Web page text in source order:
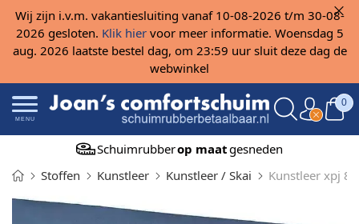
Wij zijn i.v.m. vakantiesluiting vanaf 10-08-2026 t/m 30-08-
2026 gesloten. Klik hiervoor meer informatie. Woensdag 5
aug. 2026 laatste bestel dag, om 23:59 uur sluit deze dag de
webwinkel
MENU
0
Schuimrubberop maatgesneden
Stoffen
Kunstleer Kunstleer / Skai Kunstleer xpj